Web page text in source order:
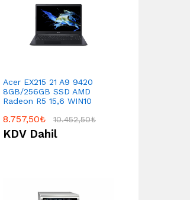
Acer EX215 21 A9 9420
8GB/256GB SSD AMD
Radeon R5 15,6 WIN10
8.757,50₺ 10.452,50₺
KDV Dahil